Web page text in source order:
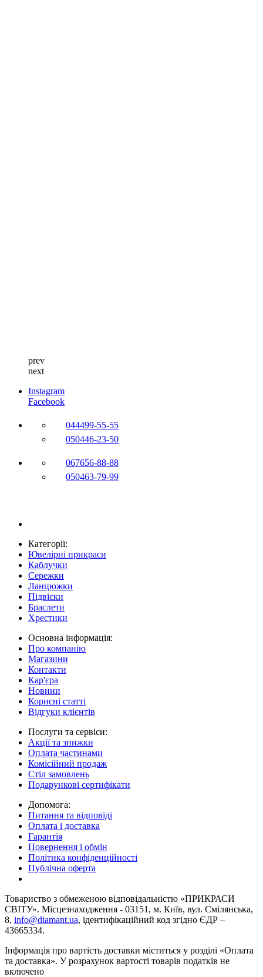
prev
next
Instagram
Facebook
044499-55-55
050446-23-50
067656-88-88
050463-79-99
Категорії:
Ювелірні прикраси
Каблучки
Сережки
Ланцюжки
Підвіски
Браслети
Хрестики
Основна інформація:
Про компанію
Магазини
Контакти
Кар'єра
Новини
Корисні статті
Відгуки клієнтів
Послуги та сервіси:
Акції та знижки
Оплата частинами
Комісійний продаж
Стіл замовлень
Подарункові сертифікати
Допомога:
Питання та відповіді
Оплата і доставка
Гарантія
Повернення і обмін
Політика конфіденційності
Публічна оферта
Товариство з обмеженою вiдповiдальнiстю «ПРИКРАСИ
СВІТУ». Місцезнаходження - 03151, м. Київ, вул. Смілянська,
8, info@diamant.ua, ідентифікаційний код згідно ЄДР –
43665334.
Інформація про вартість доставки міститься у розділі «Оплата
та доставка». У розрахунок вартості товарів податків не
включено